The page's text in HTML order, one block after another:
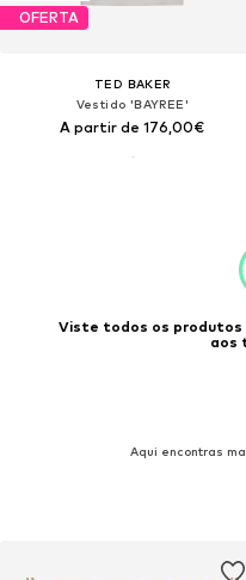
OFERTA
TED BAKER
Vestido 'BAYREE'
A partir de 176,00€
Viste todos os produtos
aos
Aqui encontras